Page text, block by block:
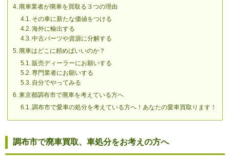
廃車業者が廃車を買取る３つの理由
その車に新たな価値をつける
海外に輸出する
中古パーツや資源に分解する
廃車はどこに頼めばいいのか？
販売ディーラーにお願いする
専門業者にお願いする
自分でやってみる
東京都調布市で廃車を考えている方へ
調布市で愛車の処分を考えている方へ！あなたの愛車買取ります！
調布市で廃車買取、車処分をお考えの方へ